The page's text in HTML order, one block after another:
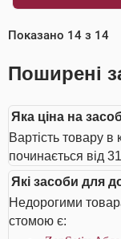
Показано 14 з 14
Поширені
Яка ціна на
Вартість товару
починається від
Які засоби для
Недорогими
стомою є: